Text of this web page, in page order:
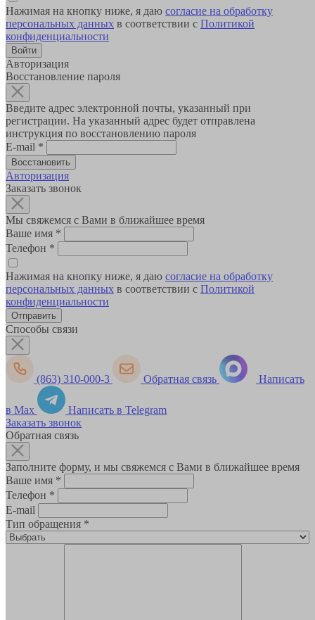
Нажимая на кнопку ниже, я даю согласие на обработку
персональных данных в соответствии с Политикой
конфиденциальности
Авторизация
Восстановление пароля
Введите адрес электронной почты, указанный при
регистрации. На указанный адрес будет отправлена
инструкция по восстановлению пароля
E-mail *
Авторизация
Заказать звонок
Мы свяжемся с Вами в ближайшее время
Ваше имя *
Телефон *
Нажимая на кнопку ниже, я даю согласие на обработку
персональных данных в соответствии с Политикой
конфиденциальности
Способы связи
(863) 310-000-3 Обратная связь Написать
в Max
Написать в Telegram
Заказать звонок
Обратная связь
Заполните форму, и мы свяжемся с Вами в ближайшее время
Ваше имя *
Телефон *
E-mail
Тип обращения *